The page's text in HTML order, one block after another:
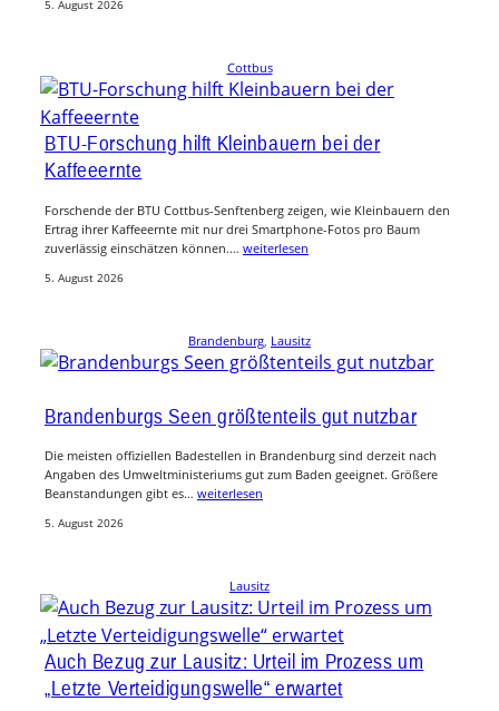
5. August 2026
Cottbus
BTU-Forschung hilft Kleinbauern bei der
Kaffeeernte
Forschende der BTU Cottbus-Senftenberg zeigen, wie Kleinbauern den
Ertrag ihrer Kaffeeernte mit nur drei Smartphone-Fotos pro Baum
zuverlässig einschätzen können.… weiterlesen
5. August 2026
Brandenburg Lausitz
Brandenburgs Seen größtenteils gut nutzbar
Die meisten offiziellen Badestellen in Brandenburg sind derzeit nach
Angaben des Umweltministeriums gut zum Baden geeignet. Größere
Beanstandungen gibt es… weiterlesen
5. August 2026
Lausitz
Auch Bezug zur Lausitz: Urteil im Prozess um
„Letzte Verteidigungswelle“ erwartet